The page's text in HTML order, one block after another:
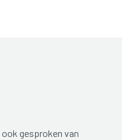
gesproken van